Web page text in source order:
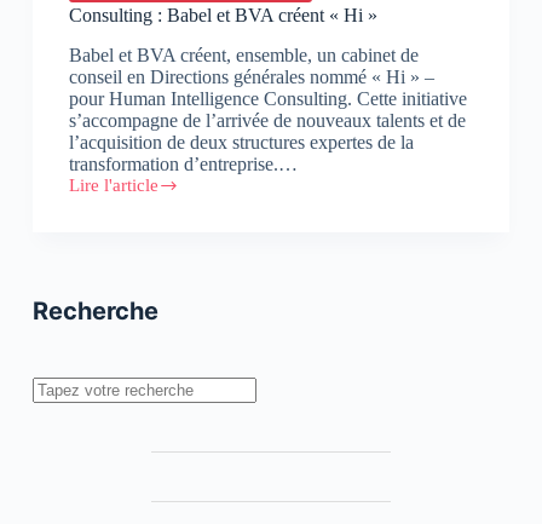
Consulting : Babel et BVA créent « Hi »
Babel et BVA créent, ensemble, un cabinet de
conseil en Directions générales nommé « Hi » –
pour Human Intelligence Consulting. Cette initiative
s’accompagne de l’arrivée de nouveaux talents et de
l’acquisition de deux structures expertes de la
transformation d’entreprise.…
Lire l'article
Consulting
« Hi »
Recherche
Rechercher